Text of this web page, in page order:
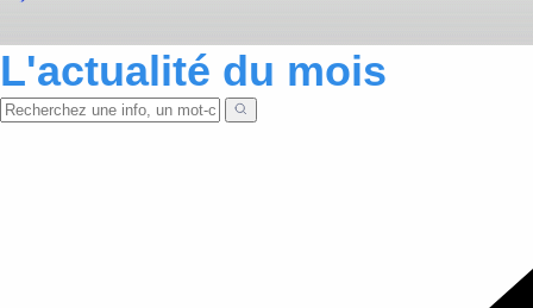
L'actualité du mois